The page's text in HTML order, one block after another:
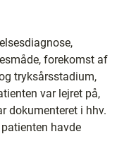
forekomst af
tryksårsstadium,
var lejret på,
dokumenteret i hhv.
havde